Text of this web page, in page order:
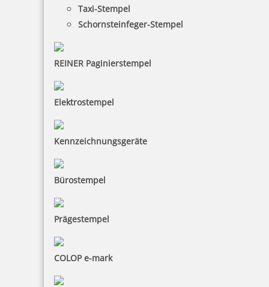
Taxi-Stempel
Schornsteinfeger-Stempel
REINER Paginierstempel
Elektrostempel
Kennzeichnungsgeräte
Bürostempel
Prägestempel
COLOP e-mark
28,24 €
Jetzt gestalten